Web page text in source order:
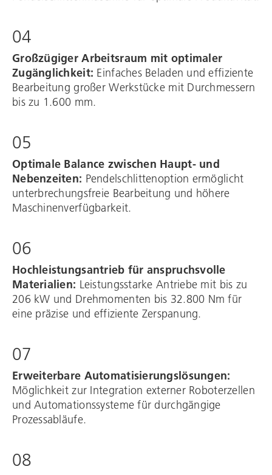
04
Großzügiger Arbeitsraum mit optimaler
Zugänglichkeit: Einfaches Beladen und effiziente
Bearbeitung großer Werkstücke mit Durchmessern
bis zu 1.600 mm.​
05
Optimale Balance zwischen Haupt- und
Nebenzeiten: Pendelschlittenoption ermöglicht
unterbrechungsfreie Bearbeitung und höhere
Maschinenverfügbarkeit.​
06
Hochleistungsantrieb für anspruchsvolle
Materialien: Leistungsstarke Antriebe mit bis zu
206 kW und Drehmomenten bis 32.800 Nm für
eine präzise und effiziente Zerspanung.​
07
Erweiterbare Automatisierungslösungen:
Möglichkeit zur Integration externer Roboterzellen
und Automationssysteme für durchgängige
Prozessabläufe.​
08